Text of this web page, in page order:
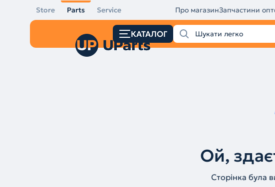
Store Parts Service Про магазинЗапчастини
КАТАЛОГ
Ой,
Сторінка була